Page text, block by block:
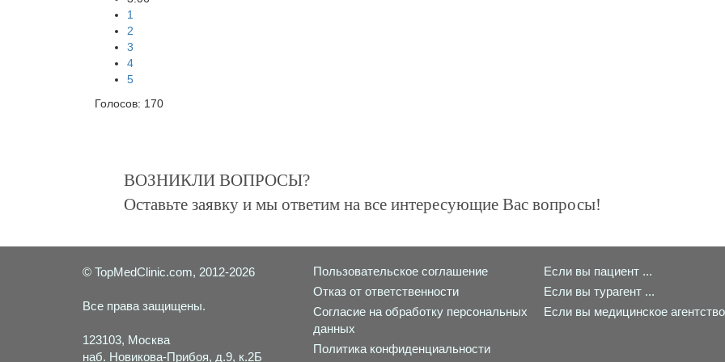
1
2
3
4
5
Голосов: 170
ВОЗНИКЛИ ВОПРОСЫ?
Оставьте заявку и мы ответим на все интересующие Вас вопросы!
© TopMedClinic.com, 2012-2026
Все права защищены.
123103, Москва
наб. Новикова-Прибоя, д.9, к.2Б
Пользовательское соглашение
Отказ от ответственности
Согласие на обработку персональных
данных
Политика конфиденциальности
Если вы пациент ...
Если вы турагент ...
Если вы медицинское